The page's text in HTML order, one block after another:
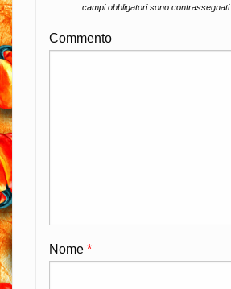
campi obbligatori sono contrassegnati
Commento
Nome *